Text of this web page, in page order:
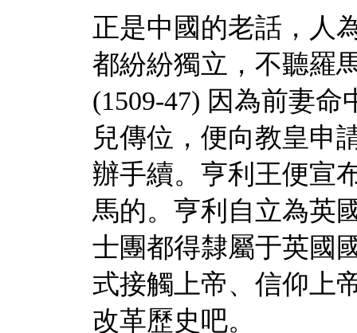
正是中國的老話，人
都紛紛獨立，不聽羅
(1509-47) 因為前妻命
兒傳位，便向教皇申
辦手續。亨利王便宣
馬的。亨利自立為英
士團都得隸屬于英國
式接觸上帝、信仰上
改革歷史吧。